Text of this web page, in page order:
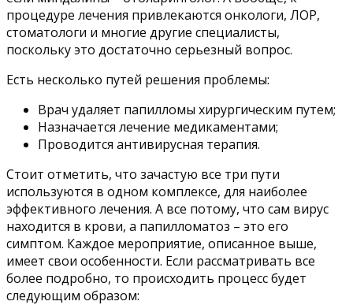
процедуре лечения привлекаются онкологи, ЛОР,
стоматологи и многие другие специалисты,
поскольку это достаточно серьезный вопрос.
Есть несколько путей решения проблемы:
Врач удаляет папилломы хирургическим путем;
Назначается лечение медикаментами;
Проводится антивирусная терапия.
Стоит отметить, что зачастую все три пути
используются в одном комплексе, для наиболее
эффективного лечения. А все потому, что сам вирус
находится в крови, а папилломатоз – это его
симптом. Каждое мероприятие, описанное выше,
имеет свои особенности. Если рассматривать все
более подробно, то происходить процесс будет
следующим образом: